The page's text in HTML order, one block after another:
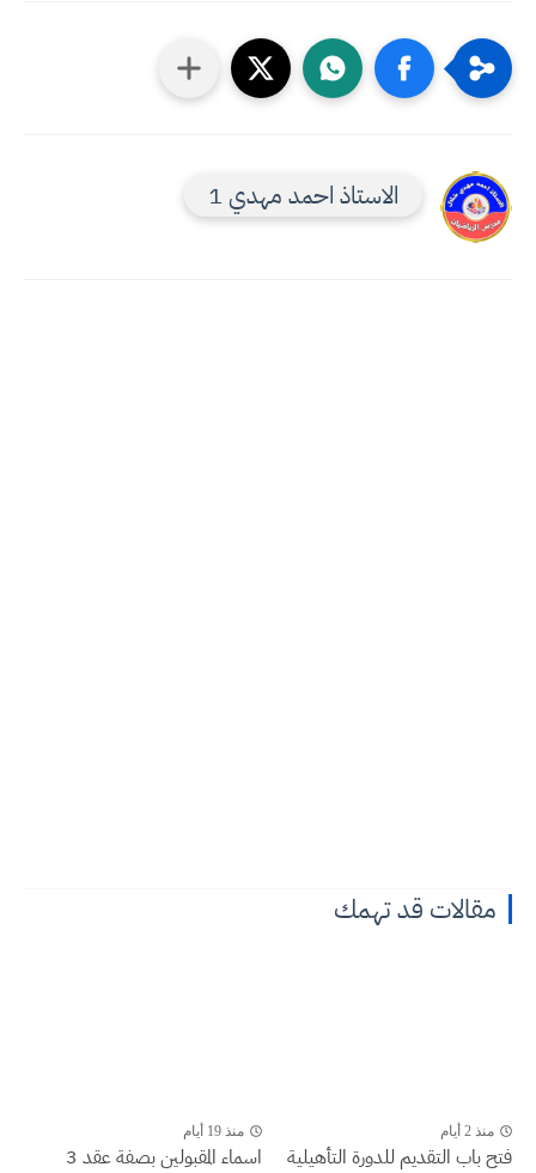
الاستاذ احمد مهدي 1
مقالات قد تهمك
منذ 2 أيام
فتح باب التقديم للدورة التأهيلية
منذ 19 أيام
اسماء المقبولين بصفة عقد 3